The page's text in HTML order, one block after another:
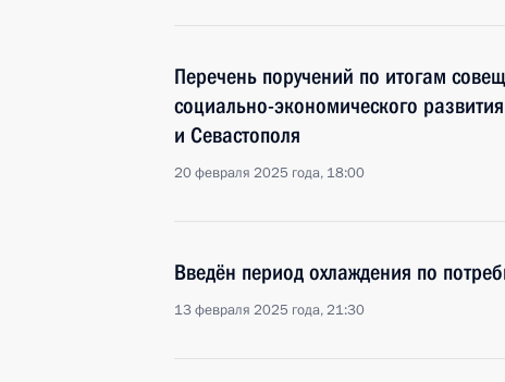
Перечень поручений по итогам
социально-экономического
и Севастополя
20 февраля 2025 года, 18:00
Введён период охлаждения по
13 февраля 2025 года, 21:30